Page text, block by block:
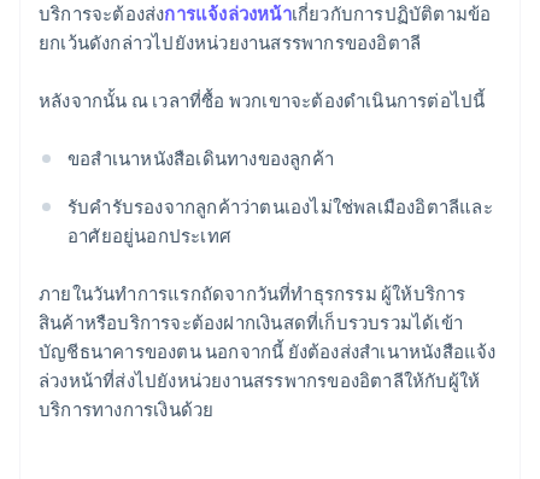
บริการจะต้องส่งการแจ้งล่วงหน้าเกี่ยวกับการปฏิบัติตามข้อ
ยกเว้นดังกล่าวไปยังหน่วยงานสรรพากรของอิตาลี
หลังจากนั้น ณ เวลาที่ซื้อ พวกเขาจะต้องดำเนินการต่อไปนี้
ขอสําเนาหนังสือเดินทางของลูกค้า
รับคำรับรองจากลูกค้าว่าตนเองไม่ใช่พลเมืองอิตาลีและ
อาศัยอยู่นอกประเทศ
ภายในวันทำการแรกถัดจากวันที่ทำธุรกรรม ผู้ให้บริการ
สินค้าหรือบริการจะต้องฝากเงินสดที่เก็บรวบรวมได้เข้า
บัญชีธนาคารของตน นอกจากนี้ ยังต้องส่งสําเนาหนังสือแจ้ง
ล่วงหน้าที่ส่งไปยังหน่วยงานสรรพากรของอิตาลีให้กับผู้ให้
บริการทางการเงินด้วย